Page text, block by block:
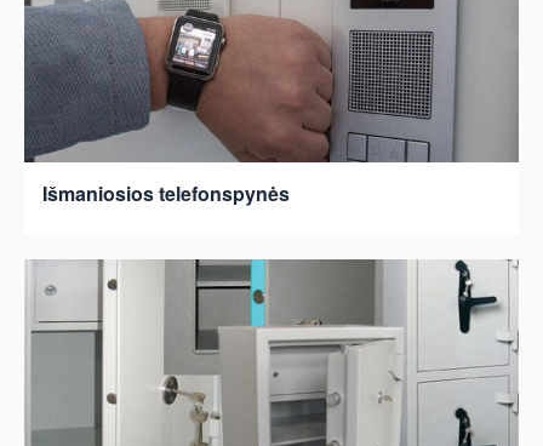
Išmaniosios telefonspynės